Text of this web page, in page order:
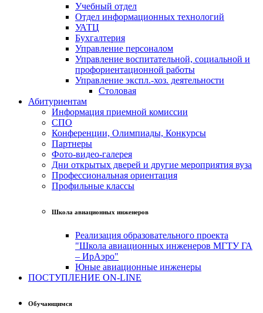
Учебный отдел
Отдел информационных технологий
УАТЦ
Бухгалтерия
Управление персоналом
Управление воспитательной, социальной и
профориентационной работы
Управление экспл.-хоз. деятельности
Столовая
Абитуриентам
Информация приемной комиссии
СПО
Конференции, Олимпиады, Конкурсы
Партнеры
Фото-видео-галерея
Дни открытых дверей и другие мероприятия вуза
Профессиональная ориентация
Профильные классы
Школа авиационных инженеров
Реализация образовательного проекта
"Школа авиационных инженеров МГТУ ГА
– ИрАэро"
Юные авиационные инженеры
ПОСТУПЛЕНИЕ ON-LINE
Обучающимся